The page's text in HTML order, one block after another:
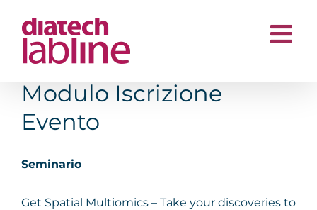
contenuto
Modulo Iscrizione
Evento
Seminario
Get Spatial Multiomics – Take your discoveries to